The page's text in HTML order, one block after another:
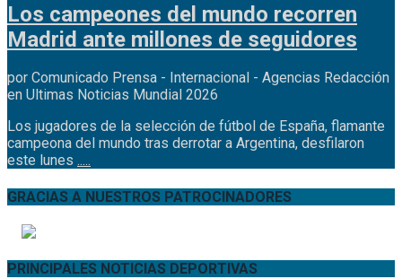
Los campeones del mundo recorren
Madrid ante millones de seguidores
por Comunicado Prensa - Internacional - Agencias Redacción
en Ultimas Noticias Mundial 2026
Los jugadores de la selección de fútbol de España, flamante
campeona del mundo tras derrotar a Argentina, desfilaron
este lunes .....
GRACIAS A NUESTROS PATROCINADORES
PRINCIPALES NOTICIAS DEPORTIVAS